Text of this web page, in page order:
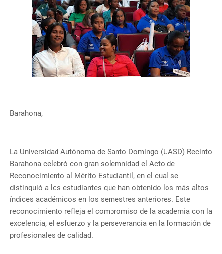
Barahona,
La Universidad Autónoma de Santo Domingo (UASD) Recinto
Barahona celebró con gran solemnidad el Acto de
Reconocimiento al Mérito Estudiantil, en el cual se
distinguió a los estudiantes que han obtenido los más altos
índices académicos en los semestres anteriores. Este
reconocimiento refleja el compromiso de la academia con la
excelencia, el esfuerzo y la perseverancia en la formación de
profesionales de calidad.